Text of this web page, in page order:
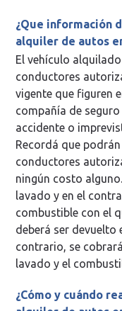
¿Que información
alquiler de autos
El vehículo
conductores
vigente que figuren
compañía de
accidente o
Recordá que
conductores
ningún costo
lavado y en el
combustible con el
deberá ser devuelto
contrario, se
lavado y el
¿Cómo y cuándo